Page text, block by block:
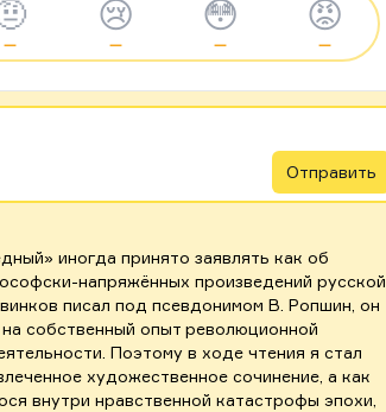
—
😢
—
😳
—
😡
—
Отправить
иногда принято заявлять как об
напряжённых произведений русской
писал под псевдонимом В. Ропшин, он
собственный опыт революционной
Поэтому в ходе чтения я стал
художественное сочинение, а как
внутри нравственной катастрофы эпохи,